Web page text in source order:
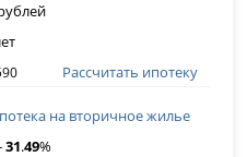
Рассчитать ипотеку
на вторичное жилье
31.49%